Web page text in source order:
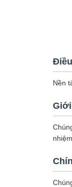
Nền
Giới